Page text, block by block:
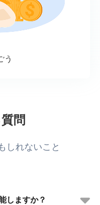
う
問
しれないこと
しますか？